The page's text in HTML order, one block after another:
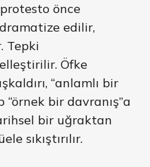
önce
edilir,
Tepki
Öfke
“anlamlı bir
“örnek bir davranış”a
bir uğraktan
sıkıştırılır.